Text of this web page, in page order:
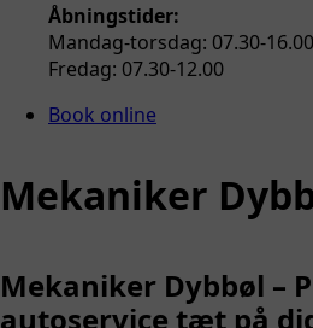
Åbningstider:
Mandag-torsdag: 07.30-16.00
Fredag: 07.30-12.00
Book online
Mekaniker
Mekaniker Dybbøl –
autoservice tæt på